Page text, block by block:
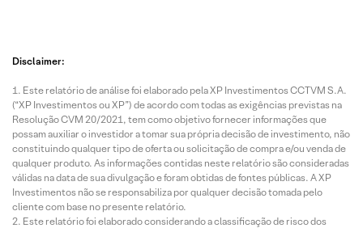
Disclaimer:
Este relatório de análise foi elaborado pela XP Investimentos CCTVM S.A.
(“XP Investimentos ou XP”) de acordo com todas as exigências previstas na
Resolução CVM 20/2021, tem como objetivo fornecer informações que
possam auxiliar o investidor a tomar sua própria decisão de investimento, não
constituindo qualquer tipo de oferta ou solicitação de compra e/ou venda de
qualquer produto. As informações contidas neste relatório são consideradas
válidas na data de sua divulgação e foram obtidas de fontes públicas. A XP
Investimentos não se responsabiliza por qualquer decisão tomada pelo
cliente com base no presente relatório.
Este relatório foi elaborado considerando a classificação de risco dos